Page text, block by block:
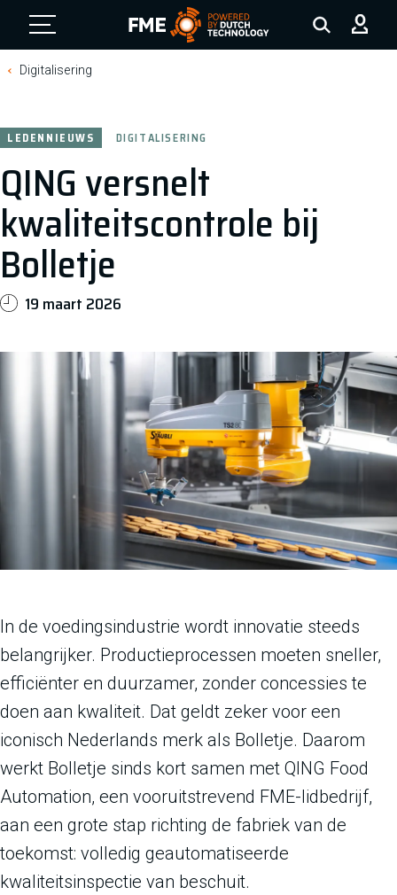
FME Logo, to the homepage
Digitalisering
QING versnelt
kwaliteitscontrole bij
Bolletje
LEDENNIEUWS DIGITALISERING
19 maart 2026
In de voedingsindustrie wordt innovatie steeds
belangrijker. Productieprocessen moeten sneller,
efficiënter en duurzamer, zonder concessies te
doen aan kwaliteit. Dat geldt zeker voor een
iconisch Nederlands merk als Bolletje. Daarom
werkt Bolletje sinds kort samen met QING Food
Automation, een vooruitstrevend FME-lidbedrijf,
aan een grote stap richting de fabriek van de
toekomst: volledig geautomatiseerde
kwaliteitsinspectie van beschuit.